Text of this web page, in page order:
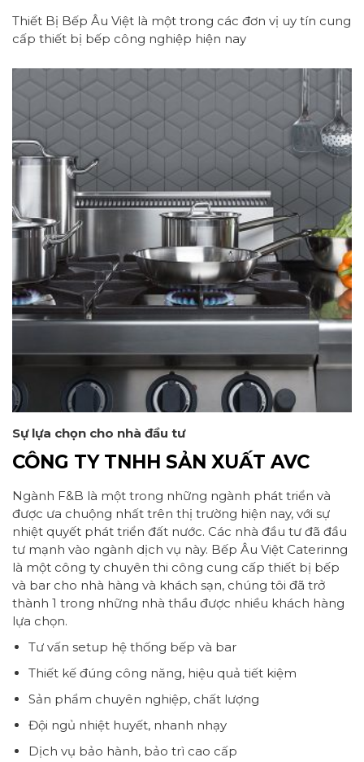
Thiết Bị Bếp Âu Việt là một trong các đơn vị uy tín cung
cấp thiết bị bếp công nghiệp hiện nay
Sự lựa chọn cho nhà đầu tư
CÔNG TY TNHH SẢN XUẤT AVC
Ngành F&B là một trong những ngành phát triển và
được ưa chuộng nhất trên thị trường hiện nay, với sự
nhiệt quyết phát triển đất nước. Các nhà đầu tư đã đầu
tư mạnh vào ngành dịch vụ này. Bếp Âu Việt Caterinng
là một công ty chuyên thi công cung cấp thiết bị bếp
và bar cho nhà hàng và khách sạn, chúng tôi đã trở
thành 1 trong những nhà thầu được nhiều khách hàng
lựa chọn.
Tư vấn setup hệ thống bếp và bar
Thiết kế đúng công năng, hiệu quả tiết kiệm
Sản phẩm chuyên nghiệp, chất lượng
Đội ngủ nhiệt huyết, nhanh nhạy
Dịch vụ bảo hành, bảo trì cao cấp